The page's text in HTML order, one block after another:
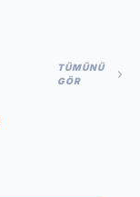
TÜMÜNÜ
GÖR